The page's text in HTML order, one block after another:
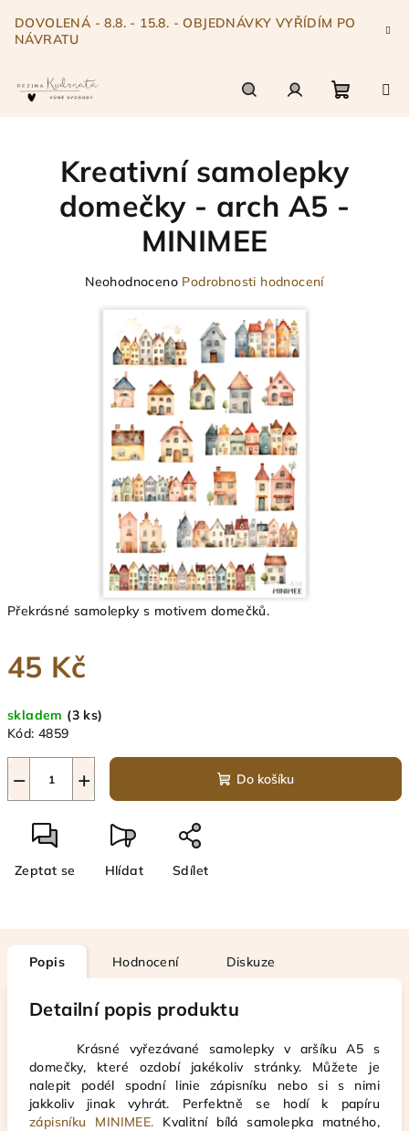
obsah
DOVOLENÁ - 8.8. - 15.8. - OBJEDNÁVKY VYŘÍDÍM PO
NÁVRATU
košík
Překrásné samolepky s motivem domečků.
45 Kč
cena:
skladem (3 ks)
Kód: 4859
+
− Do košíku
Zeptat se Hlídat Sdílet
Kreativní samolepky
domečky - arch A5 -
MINIMEE
Průměrné
produktu
hvězdiček.
Neohodnoceno Podrobnosti hodnocení
Popis Hodnocení Diskuze
Detailní popis produktu
Krásné vyřezávané samolepky v aršíku A5 s
domečky, které ozdobí jakékoliv stránky. Můžete je
nalepit podél spodní linie zápisníku nebo si s nimi
jakkoliv jinak vyhrát. Perfektně se hodí k papíru
zápisníku MINIMEE. Kvalitní bílá samolepka matného,